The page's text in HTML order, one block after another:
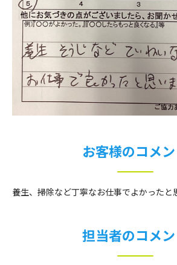
お客様のコメ
養生、掃除など丁寧なお仕事でよかったと
担当者のコメ